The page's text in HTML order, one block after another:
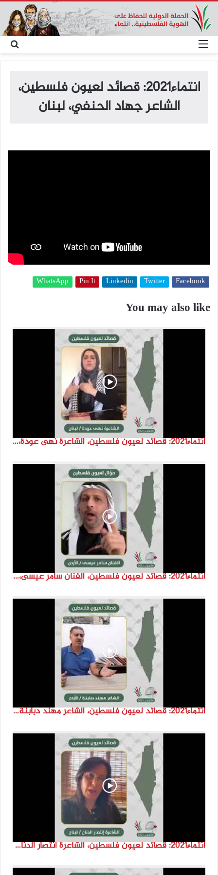
عن
انتماء2021: قصائد لعيون فلسطين،
الشاعر جهاد الحنفي، لبنان
Facebook
Twitter
Linkedin
Pin It
WhatsApp
You may also like
انتماء2021: قصائد لعيون فلسطين، الشاعرة نهى عودة، لبنان
انتماء2021: قصائد لعيون فلسطين، الفنان سامر عيسى، الاردن
انتماء2021: قصائد لعيون فلسطين، الشاعر مهند دبابنة، الاردن
انتماء2021: قصائد لعيون فلسطين، الشاعرة انتصار الدنان، لبنان